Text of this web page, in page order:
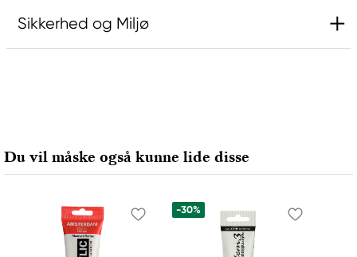
Sikkerhed og Miljø
7311 PD Apeldoorn, Netherlands
info@royaltalens.com
Du vil måske også kunne lide disse
-30%